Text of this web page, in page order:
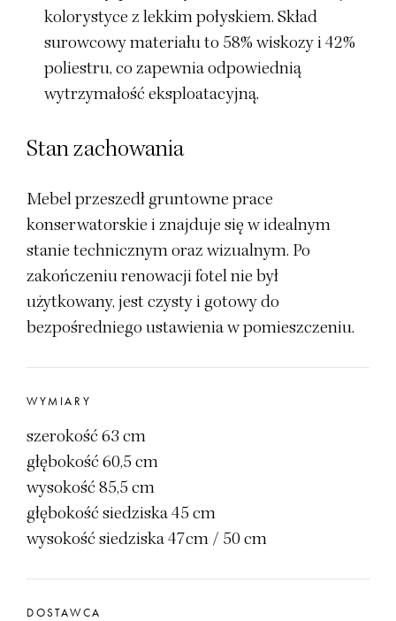
kolorystyce z lekkim połyskiem. Skład
surowcowy materiału to 58% wiskozy i 42%
poliestru, co zapewnia odpowiednią
wytrzymałość eksploatacyjną.
Stan zachowania
Mebel przeszedł gruntowne prace
konserwatorskie i znajduje się w idealnym
stanie technicznym oraz wizualnym. Po
zakończeniu renowacji fotel nie był
użytkowany, jest czysty i gotowy do
bezpośredniego ustawienia w pomieszczeniu.
WYMIARY
szerokość 63 cm
głębokość 60,5 cm
wysokość 85,5 cm
głębokość siedziska 45 cm
wysokość siedziska 47cm / 50 cm
DOSTAWCA